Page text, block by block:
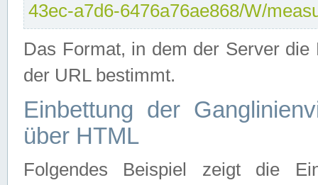
43ec-a7d6-6476a76ae868/W/
Das Format, in dem der Server
der URL bestimmt.
Einbettung der
über HTML
Folgendes Beispiel zeigt die